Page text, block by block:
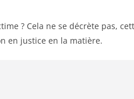
? Cela ne se décrète pas,
en justice en la matière.